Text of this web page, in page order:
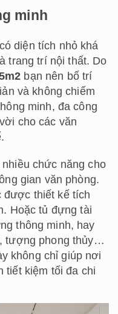
minh
diện tích nhỏ khá
trang trí nội thất. Do
bạn nên bố trí
và không chiếm
minh, đa công
cho các văn
chức năng cho
gian văn phòng.
được thiết kế tích
Hoặc tủ đựng tài
thông minh, hay
tượng phong thủy…
không chỉ giúp nơi
tiết kiệm tối đa chi